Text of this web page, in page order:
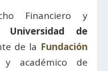
Financiero y
Universidad de
de la Fundación
y académico de